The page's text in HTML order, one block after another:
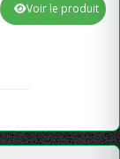
Voir le produit